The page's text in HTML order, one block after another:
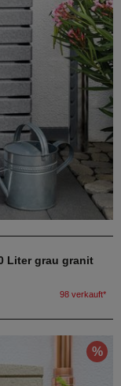
Liter grau granit
98 verkauft*
%